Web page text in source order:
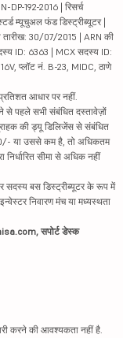
DP-192-2016 | रिसर्च
म्यूचुअल फंड डिस्ट्रीब्यूटर |
30/07/2015 | ARN की
ID: 6363 | MCX सदस्य ID:
प्लॉट नं. B-23, MIDC, ठाणे
आधार पर नहीं.
से पहले सभी संबंधित दस्तावेज़ों
की ड्यू डिलिजेंस से संबंधित
या उससे कम है, तो अधिकतम
सीमा से अधिक नहीं
बस डिस्ट्रीब्यूटर के रूप में
निवारण मंच या मध्यस्थता
सपोर्ट डेस्क
करने की आवश्यकता नहीं है.